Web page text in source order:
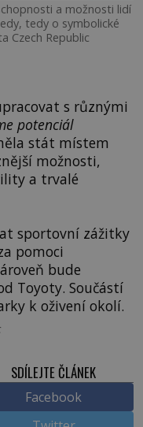
a možnosti lidí
tedy o symbolické
Czech Republic
s různými
potenciál
stát místem
možnosti,
a trvalé
sportovní zážitky
pomoci
bude
Toyoty. Součástí
k oživení okolí.
SDÍLEJTE ČLÁNEK
Facebook